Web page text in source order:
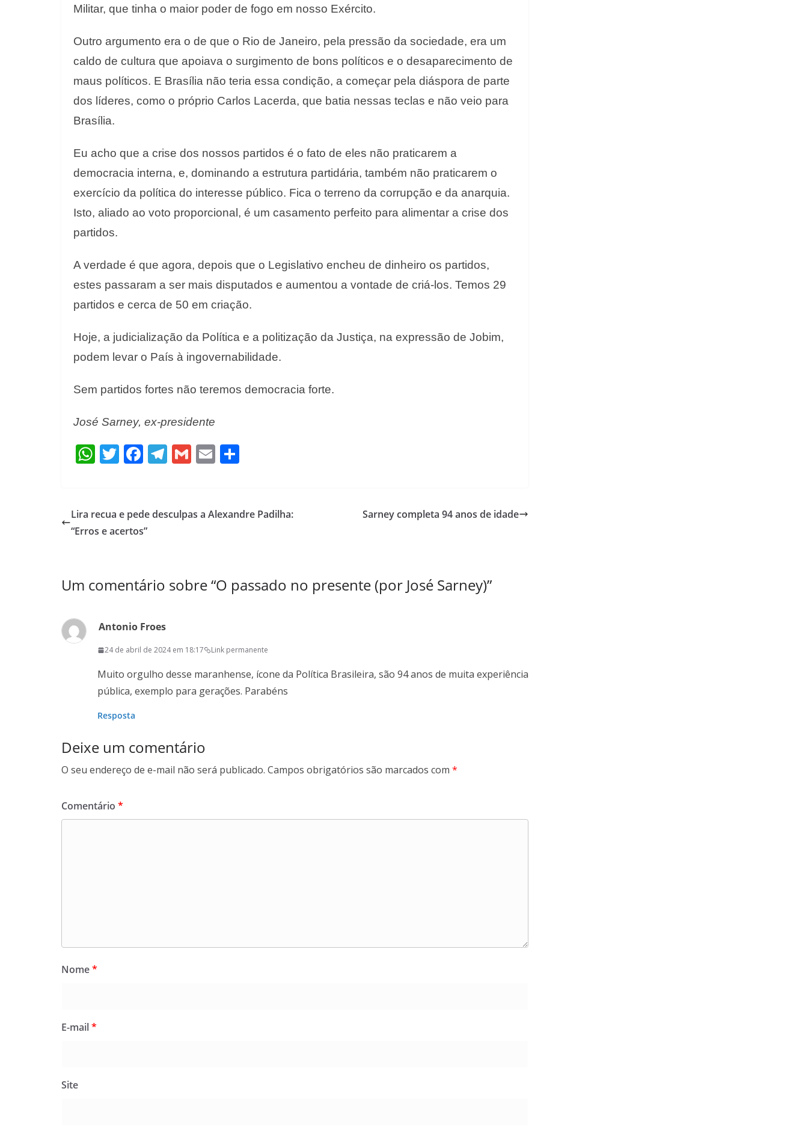
Militar, que tinha o maior poder de fogo em nosso Exército.
Outro argumento era o de que o Rio de Janeiro, pela pressão da sociedade, era um
caldo de cultura que apoiava o surgimento de bons políticos e o desaparecimento de
maus políticos. E Brasília não teria essa condição, a começar pela diáspora de parte
dos líderes, como o próprio Carlos Lacerda, que batia nessas teclas e não veio para
Brasília.
Eu acho que a crise dos nossos partidos é o fato de eles não praticarem a
democracia interna, e, dominando a estrutura partidária, também não praticarem o
exercício da política do interesse público. Fica o terreno da corrupção e da anarquia.
Isto, aliado ao voto proporcional, é um casamento perfeito para alimentar a crise dos
partidos.
A verdade é que agora, depois que o Legislativo encheu de dinheiro os partidos,
estes passaram a ser mais disputados e aumentou a vontade de criá-los. Temos 29
partidos e cerca de 50 em criação.
Hoje, a judicialização da Política e a politização da Justiça, na expressão de Jobim,
podem levar o País à ingovernabilidade.
Sem partidos fortes não teremos democracia forte.
José Sarney, ex-presidente
W
s
A
T
er
F
b
o
T
gr
G
l
E
l e
Lira recua e pede desculpas a Alexandre Padilha:
“Erros e acertos”
Sarney completa 94 anos de idade
Um comentário sobre “O passado no presente (por José Sarney)”
Antonio Froes
24 de abril de 2024 em 18:17 Link permanente
Muito orgulho desse maranhense, ícone da Política Brasileira, são 94 anos de muita experiência
pública, exemplo para gerações. Parabéns
Resposta
Deixe um comentário
O seu endereço de e-mail não será publicado. Campos obrigatórios são marcados com *
Comentário *
Nome*
E-mail*
Site